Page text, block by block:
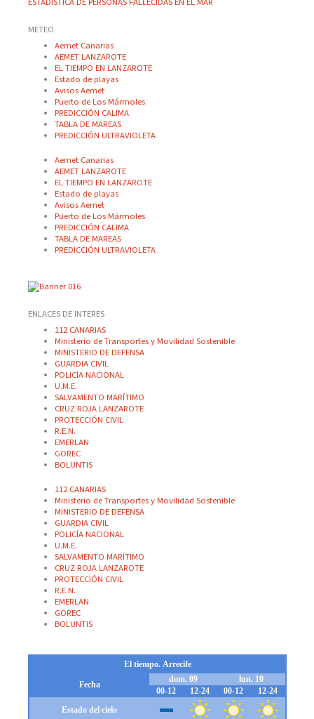
METEO
Aemet Canarias
AEMET LANZAROTE
EL TIEMPO EN LANZAROTE
Estado de playas
Avisos Aemet
Puerto de Los Mármoles
PREDICCIÓN CALIMA
TABLA DE MAREAS
PREDICCIÓN ULTRAVIOLETA
Aemet Canarias
AEMET LANZAROTE
EL TIEMPO EN LANZAROTE
Estado de playas
Avisos Aemet
Puerto de Los Mármoles
PREDICCIÓN CALIMA
TABLA DE MAREAS
PREDICCIÓN ULTRAVIOLETA
ENLACES DE INTERES
112 CANARIAS
Ministerio de Transportes y Movilidad Sostenible
MINISTERIO DE DEFENSA
GUARDIA CIVIL
POLICÍA NACIONAL
U.M.E.
SALVAMENTO MARÍTIMO
CRUZ ROJA LANZAROTE
PROTECCIÓN CIVIL
R.E.N.
EMERLAN
GOREC
BOLUNTIS
112 CANARIAS
Ministerio de Transportes y Movilidad Sostenible
MINISTERIO DE DEFENSA
GUARDIA CIVIL
POLICÍA NACIONAL
U.M.E.
SALVAMENTO MARÍTIMO
CRUZ ROJA LANZAROTE
PROTECCIÓN CIVIL
R.E.N.
EMERLAN
GOREC
BOLUNTIS